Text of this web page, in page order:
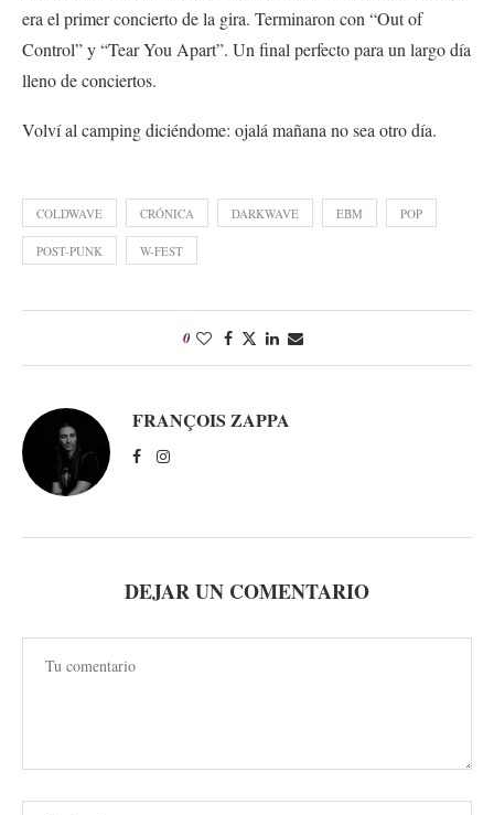
era el primer concierto de la gira. Terminaron con “Out of
Control” y “Tear You Apart”. Un final perfecto para un largo día
lleno de conciertos.
Volví al camping diciéndome: ojalá mañana no sea otro día.
COLDWAVE CRÓNICA DARKWAVE EBM POP
POST-PUNK W-FEST
0
FRANÇOIS ZAPPA
DEJAR UN COMENTARIO